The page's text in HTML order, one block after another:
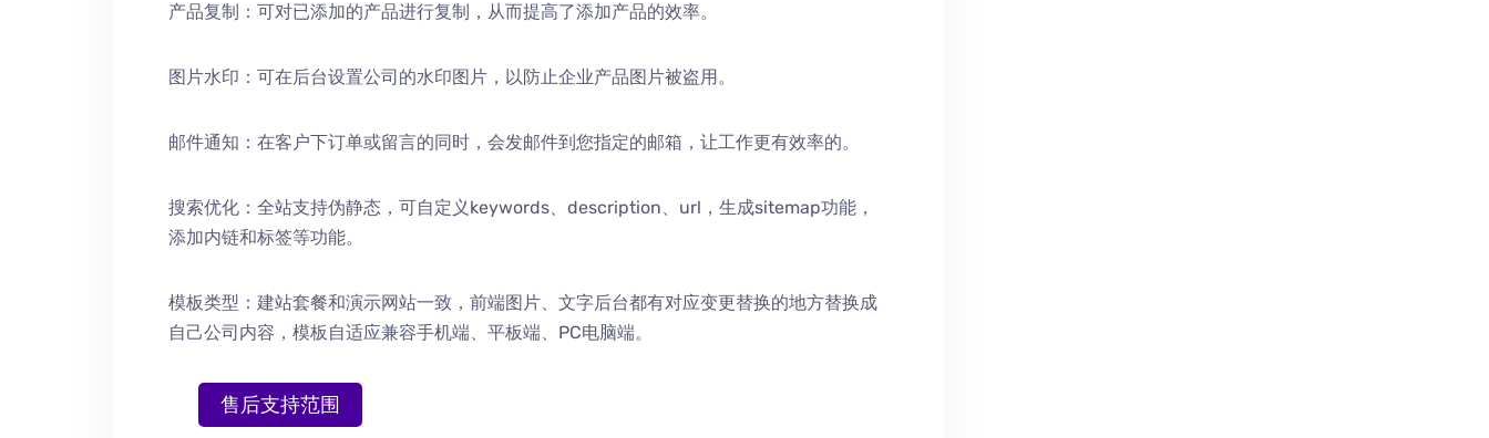
产品复制：可对已添加的产品进行复制，从而提高了添加产品的效率。
图片水印：可在后台设置公司的水印图片，以防止企业产品图片被盗用。
邮件通知：在客户下订单或留言的同时，会发邮件到您指定的邮箱，让工作更有效率的。
搜索优化：全站支持伪静态，可自定义keywords、description、url，生成sitemap功能，
添加内链和标签等功能。
模板类型：建站套餐和演示网站一致，前端图片、文字后台都有对应变更替换的地方替换成
自己公司内容，模板自适应兼容手机端、平板端、PC电脑端。
售后支持范围